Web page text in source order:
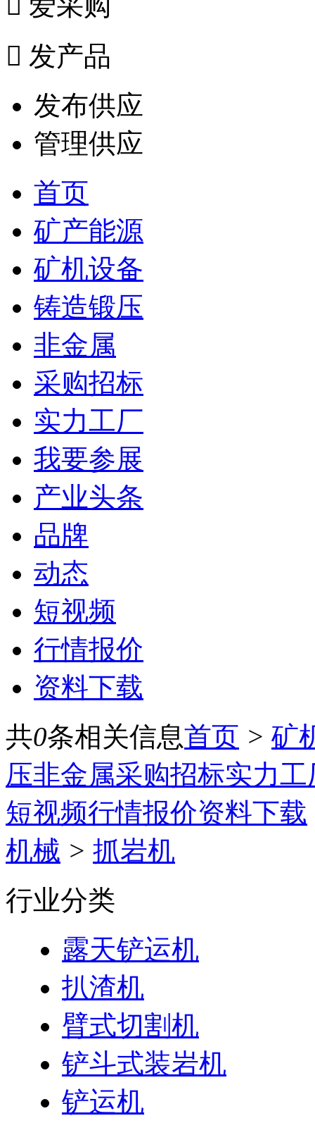
 发产品
发布供应
管理供应
首页
矿产能源
矿机设备
铸造锻压
非金属
采购招标
实力工厂
我要参展
产业头条
品牌
动态
短视频
行情报价
资料下载
共0条相关信息首页 > 矿
压非金属采购招标实力工
短视频行情报价资料下载
机械 > 抓岩机
行业分类
露天铲运机
扒渣机
臂式切割机
铲斗式装岩机
铲运机